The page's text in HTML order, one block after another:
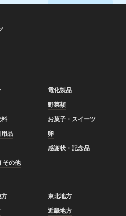
電化製品
野菜類
お菓子・スイーツ
品
卵
感謝状・記念品
その他
東北地方
近畿地方